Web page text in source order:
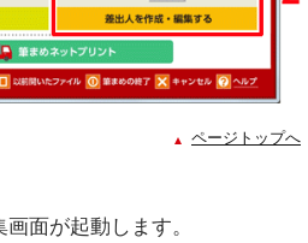
ページトップへ
面が起動します。